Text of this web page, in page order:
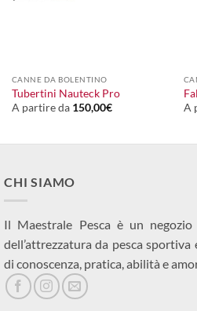
CANNE DA BOLENTINO
Tubertini Nauteck Pro
A partire da 150,00€
A
CHI SIAMO
Il Maestrale Pesca è un
dell’attrezzatura da pesca
di conoscenza, pratica, abilità e